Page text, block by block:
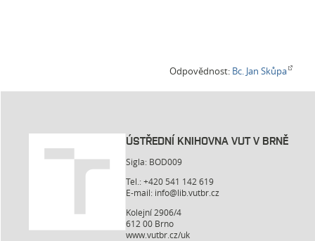
Odpovědnost: Bc. Jan Skůpa
ÚSTŘEDNÍ KNIHOVNA VUT V BRNĚ
Sigla: BOD009
Tel.: +420 541 142 619
E-mail: info@lib.vutbr.cz
Kolejní 2906/4
612 00 Brno
www.vutbr.cz/uk